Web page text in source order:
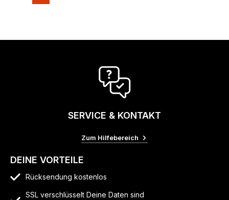
SERVICE & KONTAKT
Zum Hilfebereich
DEINE VORTEILE
Rücksendung kostenlos
SSL verschlüsselt Deine Daten sind